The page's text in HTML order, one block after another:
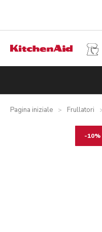
Pagina iniziale > Frullatori
-10%